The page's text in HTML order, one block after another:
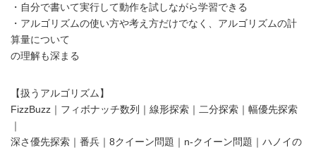
・自分で書いて実行して動作を試しながら学習できる
・アルゴリズムの使い方や考え方だけでなく、アルゴリズムの計
算量について
の理解も深まる
【扱うアルゴリズム】
FizzBuzz｜フィボナッチ数列｜線形探索｜二分探索｜幅優先探索
｜
深さ優先探索｜番兵｜8クイーン問題｜n-クイーン問題｜ハノイの